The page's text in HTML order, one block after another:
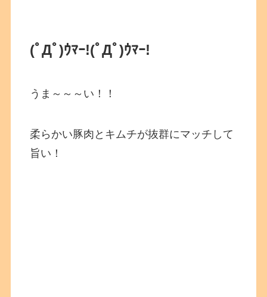
(ﾟДﾟ)ｳﾏｰ!(ﾟДﾟ)ｳﾏｰ!
うま～～～い！！
柔らかい豚肉とキムチが抜群にマッチして
旨い！